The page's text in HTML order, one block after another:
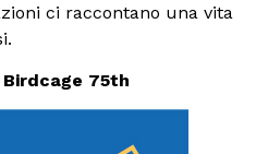
ci raccontano una vita
75th